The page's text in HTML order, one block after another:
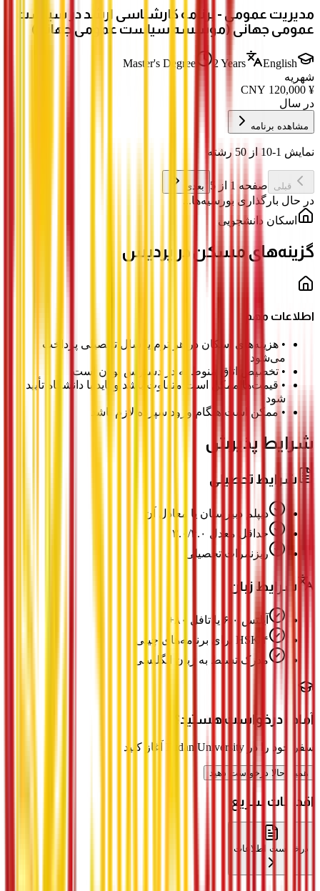
مدیریت عمومی - برنامه کارشناسی ارشد در سیاست
عمومی جهانی (موسسه سیاست عمومی جهانی)
Master's Degree 2 Years
English
شهریه
¥
120,000
در سال
مشاهده برنامه
نمایش 1-10 از 50 رشته
قبلی صفحه 1 از 5 بعدی
در حال بارگذاری بورسیه‌ها...
اسکان دانشجویی
گزینه‌های مسکن در پردیس
اطلاعات مهم
• هزینه‌های اسکان در هر ترم یا سال تحصیلی پرداخت
می‌شود
• تخصیص اتاق منوط به در دسترس بودن است
• قیمت‌ها ممکن است متفاوت باشد و باید با دانشگاه تأیید
شود
• ممکن است هنگام ورود سپرده لازم باشد
شرایط پذیرش
شرایط تحصیلی
دیپلم دبیرستان یا معادل آن
حداقل معدل ۳.۰/۴.۰
ریزنمرات تحصیلی
شرایط زبان
آیلتس ۶.۰ یا تافل ۸۰+
HSK ۴ برای برنامه‌های چینی
مدرک تسلط به زبان انگلیسی
آماده درخواست هستید؟
سفر خود را در Fudan University آغاز کنید
همین حالا درخواست دهید
اقدامات سریع
درخواست اطلاعات